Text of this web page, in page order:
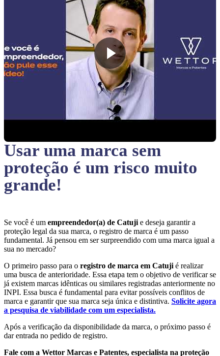
Usar uma marca sem
proteção é um risco muito
grande!
Se você é um empreendedor(a) de Catuji e deseja garantir a
proteção legal da sua marca, o registro de marca é um passo
fundamental. Já pensou em ser surpreendido com uma marca igual a
sua no mercado?
O primeiro passo para o registro de marca em Catuji é realizar
uma busca de anterioridade. Essa etapa tem o objetivo de verificar se
já existem marcas idênticas ou similares registradas anteriormente no
INPI. Essa busca é fundamental para evitar possíveis conflitos de
marca e garantir que sua marca seja única e distintiva. Solicite agora
a pesquisa de viabilidade com um especialista.
Após a verificação da disponibilidade da marca, o próximo passo é
dar entrada no pedido de registro.
Fale com a Wettor Marcas e Patentes, especialista na proteção